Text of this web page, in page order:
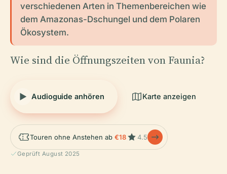
verschiedenen Arten in Themenbereichen wie
dem Amazonas-Dschungel und dem Polaren
Ökosystem.
Wie sind die Öffnungszeiten von Faunia?
Audioguide anhören Karte anzeigen
Touren ohne Anstehen ab €18 4.5
Geprüft August 2025